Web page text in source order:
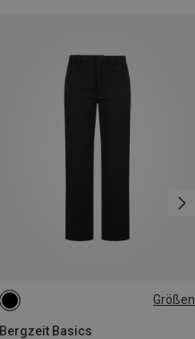
Größen
Bergzeit Basics
116
152
164